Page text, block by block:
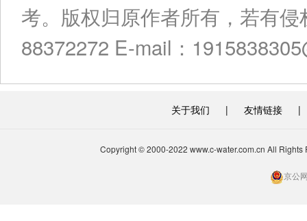
考。版权归原作者所有，若有
88372272 E-mail：
关于我们 | 友情链接 |
Copyright © 2000-2022 www.c-water.com.cn All
京公